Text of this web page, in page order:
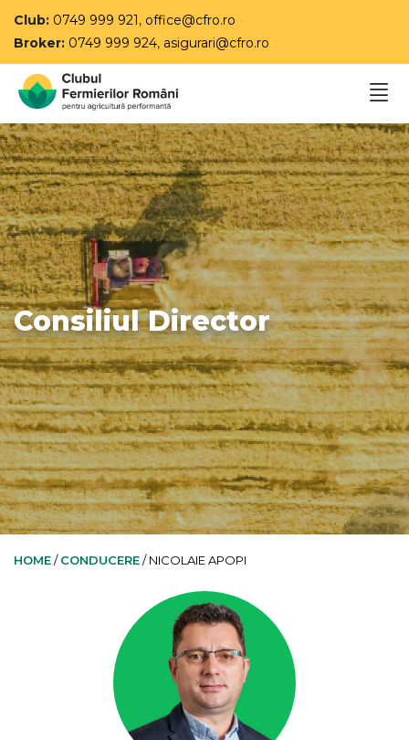
Club: 0749 999 921, office@cfro.ro
Broker: 0749 999 924, asigurari@cfro.ro
Consiliul Director
HOME/CONDUCERE/NICOLAIE APOPI